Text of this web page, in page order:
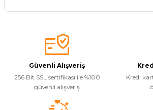
Güvenli Alışveriş
256 Bit SSL sertifikası ile %100
güvenli alışveriş
Kredi